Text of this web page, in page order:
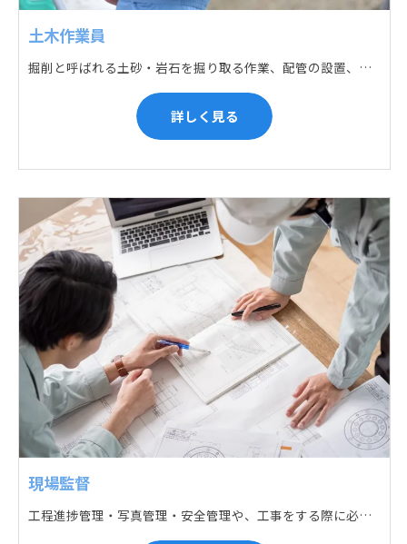
土木作業員
掘削と呼ばれる土砂・岩石を掘り取る作業、配管の設置、埋戻しの順に手作業と機械作業の併用をして行います。また、作業に使用する管材料の運搬作業も、機械と手作業にて行っています。
詳しく見る
現場監督
工程進捗管理・写真管理・安全管理や、工事をする際に必要な各種書類作成・届出 (申請) などの現場管理業務をお任せします。遅れている箇所のサポートに入るなど、臨機応変な対応が必要になります。